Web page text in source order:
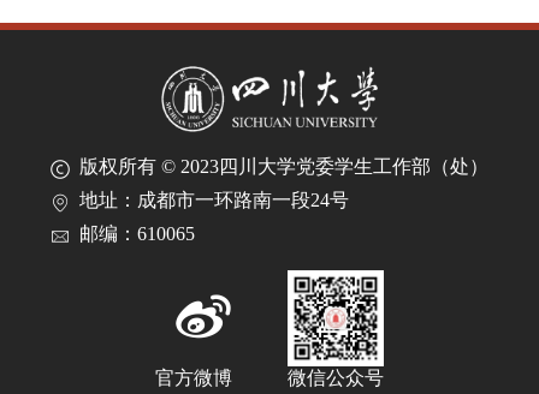
版权所有 © 2023四川大学党委学生工作部（处）
地址：成都市一环路南一段24号
邮编：610065
官方微博 微信公众号